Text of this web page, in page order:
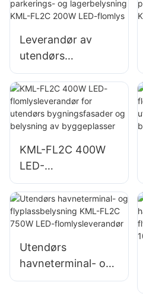
reklametavler og
store
skiltbelysninger
Leverandør av
utendørs
parkerings- og
lagerbelysning
KML-FL2C 200W
LED-flomlys
KML-FL2C 400W
LED-
flomlysleverandør
for utendørs
bygningsfasader
og belysning av
byggeplasser
Utendørs
havneterminal- og
flyplassbelysning